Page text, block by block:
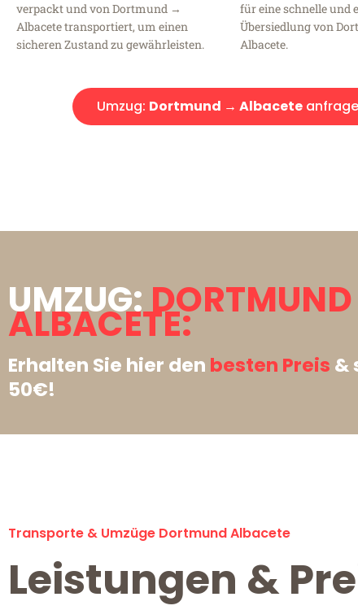
verpackt und von Dortmund →
Albacete transportiert, um einen
sicheren Zustand zu gewährleisten.
für eine schnelle und
Übersiedlung von
Albacete.
Umzug: Dortmund → Albacete
UMZUG:
ALBACETE:
Erhalten Sie hier den besten Preis &
50€!
Transporte & Umzüge Dortmund Albacete
Leistungen &